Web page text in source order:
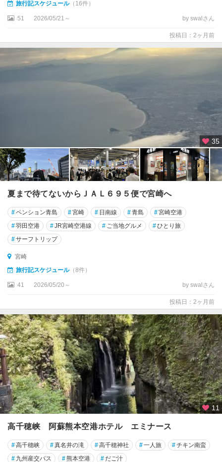
旅行記スケジュール（16件）
51 2026/05/21～ by swalさん
投稿日：2ヶ月前
35
夏まで待てないからＪＡＬ６９５便で宮崎へ
#ペンション青島 #宮崎 # 日南線 #青島 #宮崎空港
#羽田空港 #JR宮崎空港線 # ご当地グルメ #ひとり旅
#サーフトリップ
宮崎
旅行記スケジュール（8件）
41 2026/05/20～ by swalさん
投稿日：2ヶ月前
11
高千穂峡 阿蘇熊本空港ホテル エミナース
#高千穂峡 #真名井の滝 #高千穂神社 #一人旅 #チキン南蛮
# 九州産交バス #熊本空港 #だご汁